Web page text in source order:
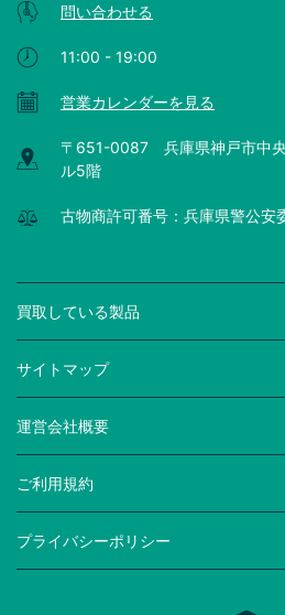
問い合わせる
11:00 - 19:00
営業カレンダーを見る
〒651-0087 兵庫県神戸市中
ル5階
古物商許可番号：兵庫県警公
買取している製品
サイトマップ
運営会社概要
ご利用規約
プライバシーポリシー